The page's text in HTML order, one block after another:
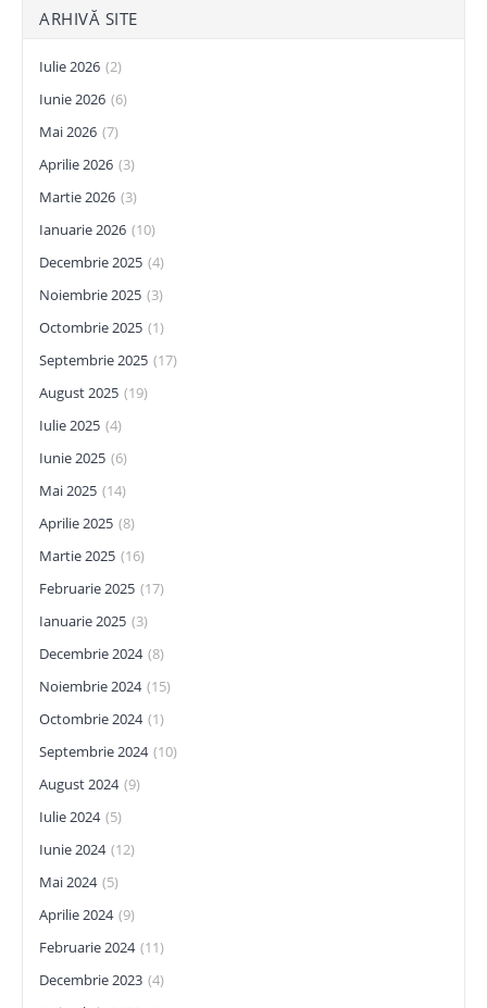
ARHIVĂ SITE
Iulie 2026 (2)
Iunie 2026 (6)
Mai 2026 (7)
Aprilie 2026 (3)
Martie 2026 (3)
Ianuarie 2026 (10)
Decembrie 2025 (4)
Noiembrie 2025 (3)
Octombrie 2025 (1)
Septembrie 2025 (17)
August 2025 (19)
Iulie 2025 (4)
Iunie 2025 (6)
Mai 2025 (14)
Aprilie 2025 (8)
Martie 2025 (16)
Februarie 2025 (17)
Ianuarie 2025 (3)
Decembrie 2024 (8)
Noiembrie 2024 (15)
Octombrie 2024 (1)
Septembrie 2024 (10)
August 2024 (9)
Iulie 2024 (5)
Iunie 2024 (12)
Mai 2024 (5)
Aprilie 2024 (9)
Februarie 2024 (11)
Decembrie 2023 (4)